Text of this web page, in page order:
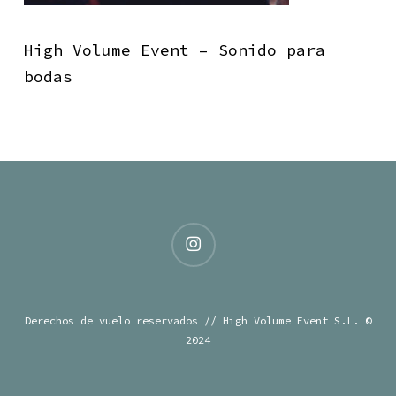
High Volume Event – Sonido para
bodas
instagram
Derechos de vuelo reservados // High Volume Event S.L. ©
2024